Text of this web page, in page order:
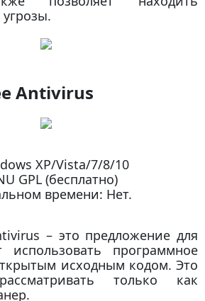
Antivirus
XP/Vista/7/8/10
GPL (бесплатно)
времени: Нет.
– это предложение для
программное
исходным кодом. Это
только как